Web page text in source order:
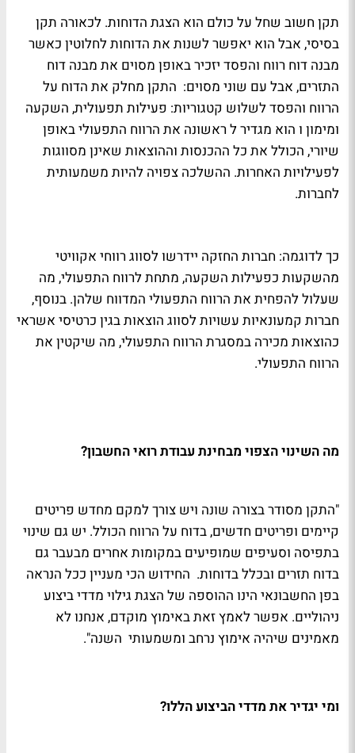
תקן חשוב שחל על כולם הוא הצגת הדוחות. לכאורה תקן
בסיסי, אבל הוא יאפשר לשנות את הדוחות לחלוטין כאשר
מבנה דוח רווח והפסד יזכיר באופן מסוים את מבנה דוח
התזרים, אבל עם שוני מסוים: התקן מחלק את הדוח על
הרווח והפסד לשלוש קטגוריות: פעילות תפעולית, השקעה
ומימון ו הוא מגדיר ל ראשונה את הרווח התפעולי באופן
שיורי, הכולל את כל ההכנסות וההוצאות שאינן מסווגות
לפעילויות האחרות. ההשלכה צפויה להיות משמעותית
לחברות.
כך לדוגמה: חברות החזקה יידרשו לסווג רווחי אקוויטי
מהשקעות כפעילות השקעה, מתחת לרווח התפעולי, מה
שעלול להפחית את הרווח התפעולי המדווח שלהן. בנוסף,
חברות קמעונאיות עשויות לסווג הוצאות בגין כרטיסי אשראי
כהוצאות מכירה במסגרת הרווח התפעולי, מה שיקטין את
הרווח התפעולי.
מה השינוי הצפוי מבחינת עבודת רואי החשבון?
"התקן מסודר בצורה שונה ויש צורך למקם מחדש פריטים
קיימים ופריטים חדשים, בדוח על הרווח הכולל. יש גם שינוי
בתפיסה וסעיפים שמופיעים במקומות אחרים מבעבר גם
בדוח תזרים ובכלל בדוחות. החידוש הכי מעניין ככל הנראה
בפן החשבונאי הינו ההוספה של הצגת גילוי מדדי ביצוע
ניהוליים. אפשר לאמץ זאת באימוץ מוקדם, אנחנו לא
מאמינים שיהיה אימוץ נרחב ומשמעותי השנה".
ומי יגדיר את מדדי הביצוע הללו?